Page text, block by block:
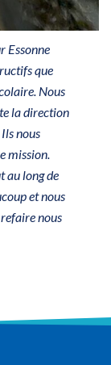
Essonne
que
Nous
la direction
nous
mission.
au long de
et nous
refaire nous